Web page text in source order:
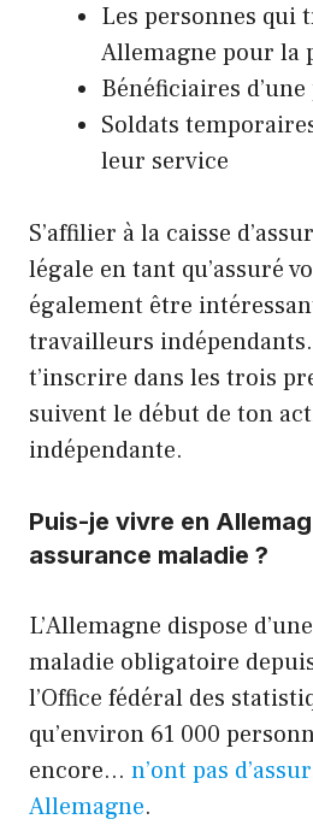
Les personnes qui
Allemagne pour la
Bénéficiaires
Soldats
leur service
S’affilier à la caisse
légale en tant qu’assuré
également être
travailleurs
t’inscrire dans les trois
suivent le début de ton
indépendante.
Puis-je vivre en
assurance maladie ?
L’Allemagne dispose
maladie obligatoire
l’Office fédéral des
qu’environ 61 000
encore… n’ont pas
Allemagne.